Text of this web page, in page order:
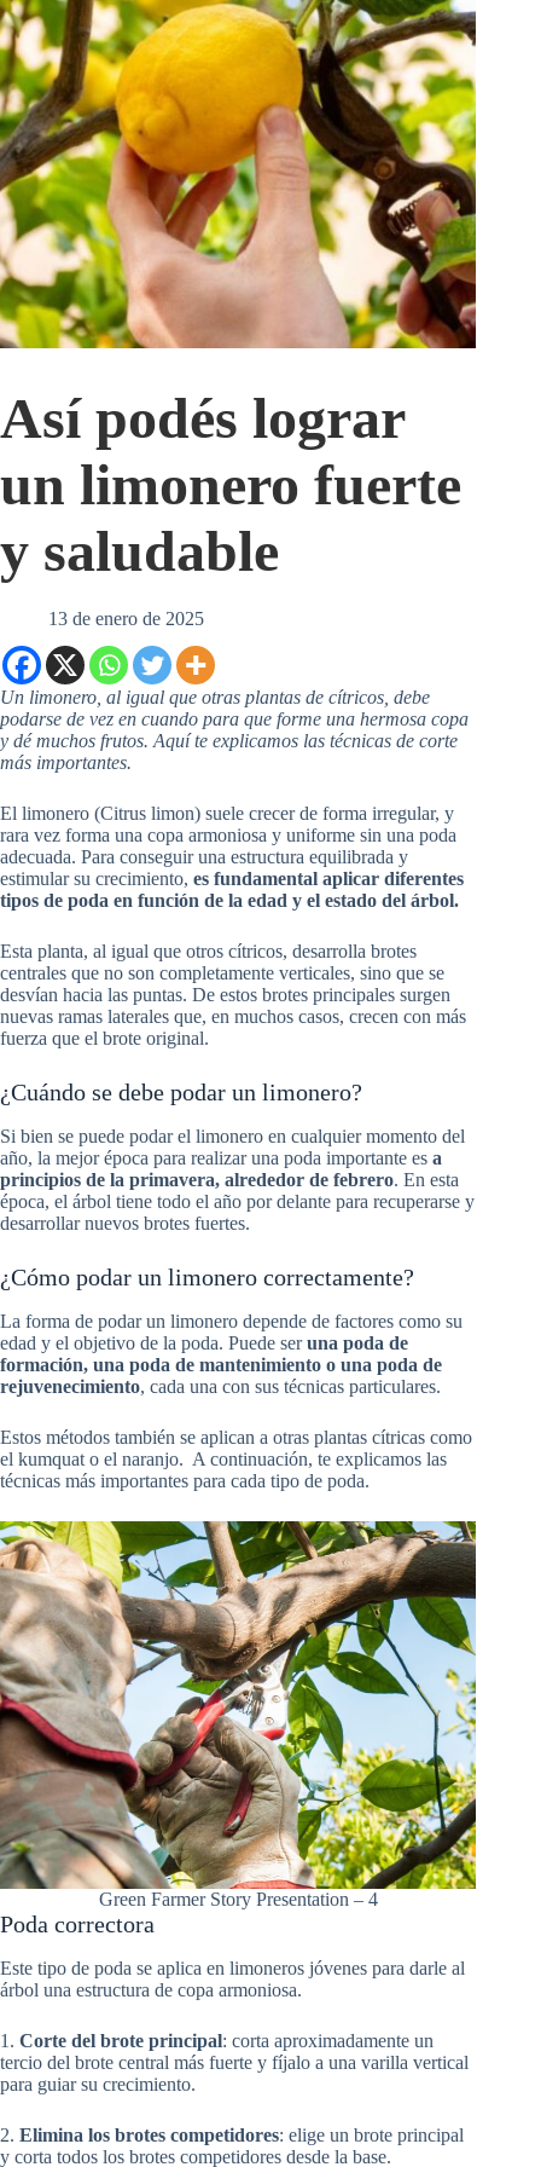
Así podés lograr
un limonero fuerte
y saludable
13 de enero de 2025
Un limonero, al igual que otras plantas de cítricos, debe
podarse de vez en cuando para que forme una hermosa copa
y dé muchos frutos. Aquí te explicamos las técnicas de corte
más importantes.
El limonero (Citrus limon) suele crecer de forma irregular, y
rara vez forma una copa armoniosa y uniforme sin una poda
adecuada. Para conseguir una estructura equilibrada y
estimular su crecimiento, es fundamental aplicar diferentes
tipos de poda en función de la edad y el estado del árbol.
Esta planta, al igual que otros cítricos, desarrolla brotes
centrales que no son completamente verticales, sino que se
desvían hacia las puntas. De estos brotes principales surgen
nuevas ramas laterales que, en muchos casos, crecen con más
fuerza que el brote original.
¿Cuándo se debe podar un limonero?
Si bien se puede podar el limonero en cualquier momento del
año, la mejor época para realizar una poda importante es a
principios de la primavera, alrededor de febrero. En esta
época, el árbol tiene todo el año por delante para recuperarse y
desarrollar nuevos brotes fuertes.
¿Cómo podar un limonero correctamente?
La forma de podar un limonero depende de factores como su
edad y el objetivo de la poda. Puede seruna poda de
formación, una poda de mantenimiento o una poda de
rejuvenecimiento, cada una con sus técnicas particulares.
Estos métodos también se aplican a otras plantas cítricas como
el kumquat o el naranjo. A continuación, te explicamos las
técnicas más importantes para cada tipo de poda.
Green Farmer Story Presentation – 4
Poda correctora
Este tipo de poda se aplica en limoneros jóvenes para darle al
árbol una estructura de copa armoniosa.
1. Corte del brote principal: corta aproximadamente un
tercio del brote central más fuerte y fíjalo a una varilla vertical
para guiar su crecimiento.
2. Elimina los brotes competidores: elige un brote principal
y corta todos los brotes competidores desde la base.